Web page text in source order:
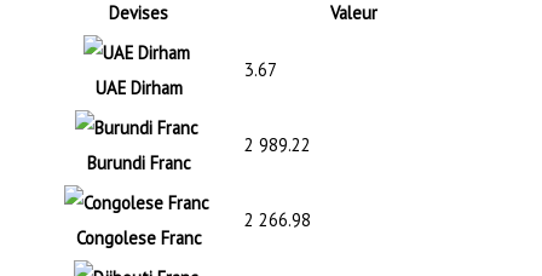
Devises Valeur
UAE Dirham
3.67
Burundi Franc
2 989.22
Congolese Franc
2 266.98